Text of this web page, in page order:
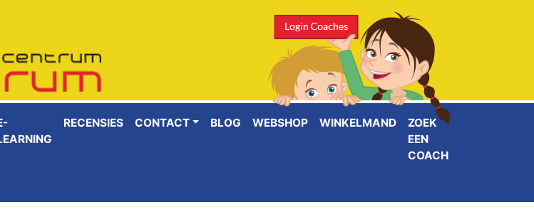
RECENSIES CONTACT BLOG WEBSHOP WINKELMAND
ZOEK
EEN
COACH